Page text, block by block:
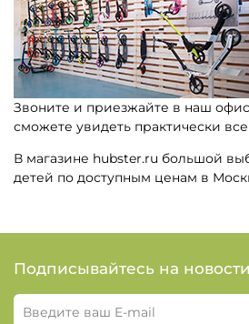
Звоните и приезжайте в наш
сможете увидеть практически
В магазине hubster.ru большой
детей по доступным ценам в
Подписывайтесь на